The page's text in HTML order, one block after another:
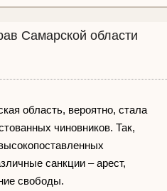
Самарской области
область, вероятно, стала
чиновников. Так,
санкции – арест,
свободы.